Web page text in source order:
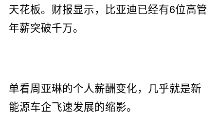
天花板。财报显示，比亚迪已经有6位高管
年薪突破千万。
单看周亚琳的个人薪酬变化，几乎就是新
能源车企飞速发展的缩影。